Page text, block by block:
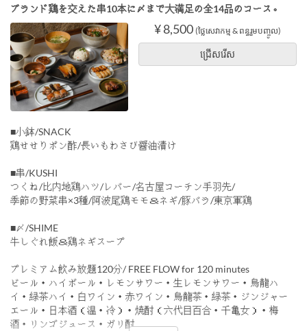
ブランド鶏を交えた串10本に〆まで大満足の全14品のコース。
¥ 8,500 (ថ្លៃសេវាកម្ម & ពន្ធរួមបញ្ចូល)
ជ្រើសរើស
■小鉢/SNACK
鶏せせりポン酢/長いもわさび醤油漬け
■串/KUSHI
つくね/比内地鶏ハツ/レバー/名古屋コーチン手羽先/
季節の野菜串×3種/阿波尾鶏モモ＆ネギ/豚バラ/東京軍鶏
■〆/SHIME
牛しぐれ飯＆鶏ネギスープ
プレミアム飲み放題120分/ FREE FLOW for 120 minutes
ビール・ハイボール・レモンサワー・生レモンサワー・烏龍ハ
イ・緑茶ハイ・白ワイン・赤ワイン・烏龍茶・緑茶・ジンジャー
エール・日本酒（温・冷）・焼酎（六代目百合・千亀女）・梅
酒・リンゴジュース・ガリ酎